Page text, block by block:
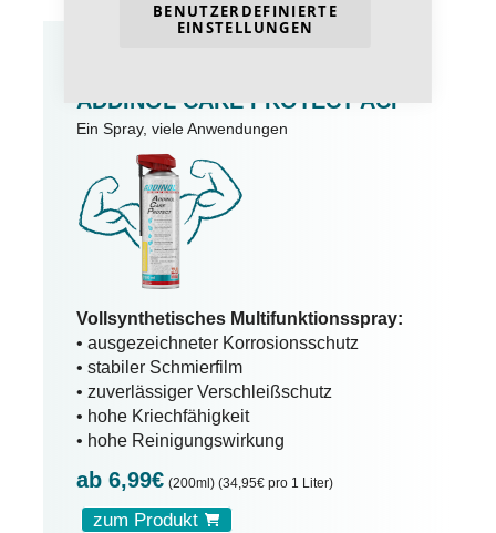
BENUTZERDEFINIERTE
EINSTELLUNGEN
ADDINOL CARE PROTECT ACP
Ein Spray, viele Anwendungen
Vollsynthetisches Multifunktionsspray:
• ausgezeichneter Korrosionsschutz
• stabiler Schmierfilm
• zuverlässiger Verschleißschutz
• hohe Kriechfähigkeit
• hohe Reinigungswirkung
ab 6,99€ (200ml) (34,95€ pro 1 Liter)
zum Produkt